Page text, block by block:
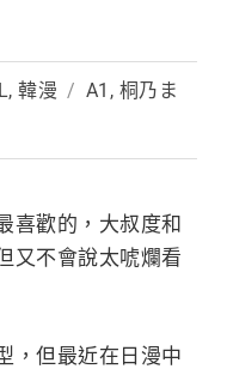
, 韓漫 / A1 , 桐乃ま
喜歡的，大叔度和
又不會說太唬爛看
，但最近在日漫中